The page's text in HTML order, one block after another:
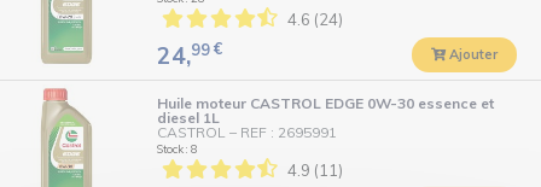
4.6 (24)
24,99€ Ajouter
Huile moteur CASTROL EDGE 0W-30 essence et
diesel 1L
CASTROL – REF : 2695991
Stock : 8
4.9 (11)